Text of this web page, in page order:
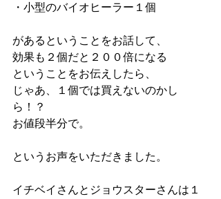
・小型のバイオヒーラー１個
があるということをお話して、
効果も２個だと２００倍になる
ということをお伝えしたら、
じゃあ、１個では買えないのかし
ら！？
お値段半分で。
というお声をいただきました。
イチベイさんとジョウスターさんは１